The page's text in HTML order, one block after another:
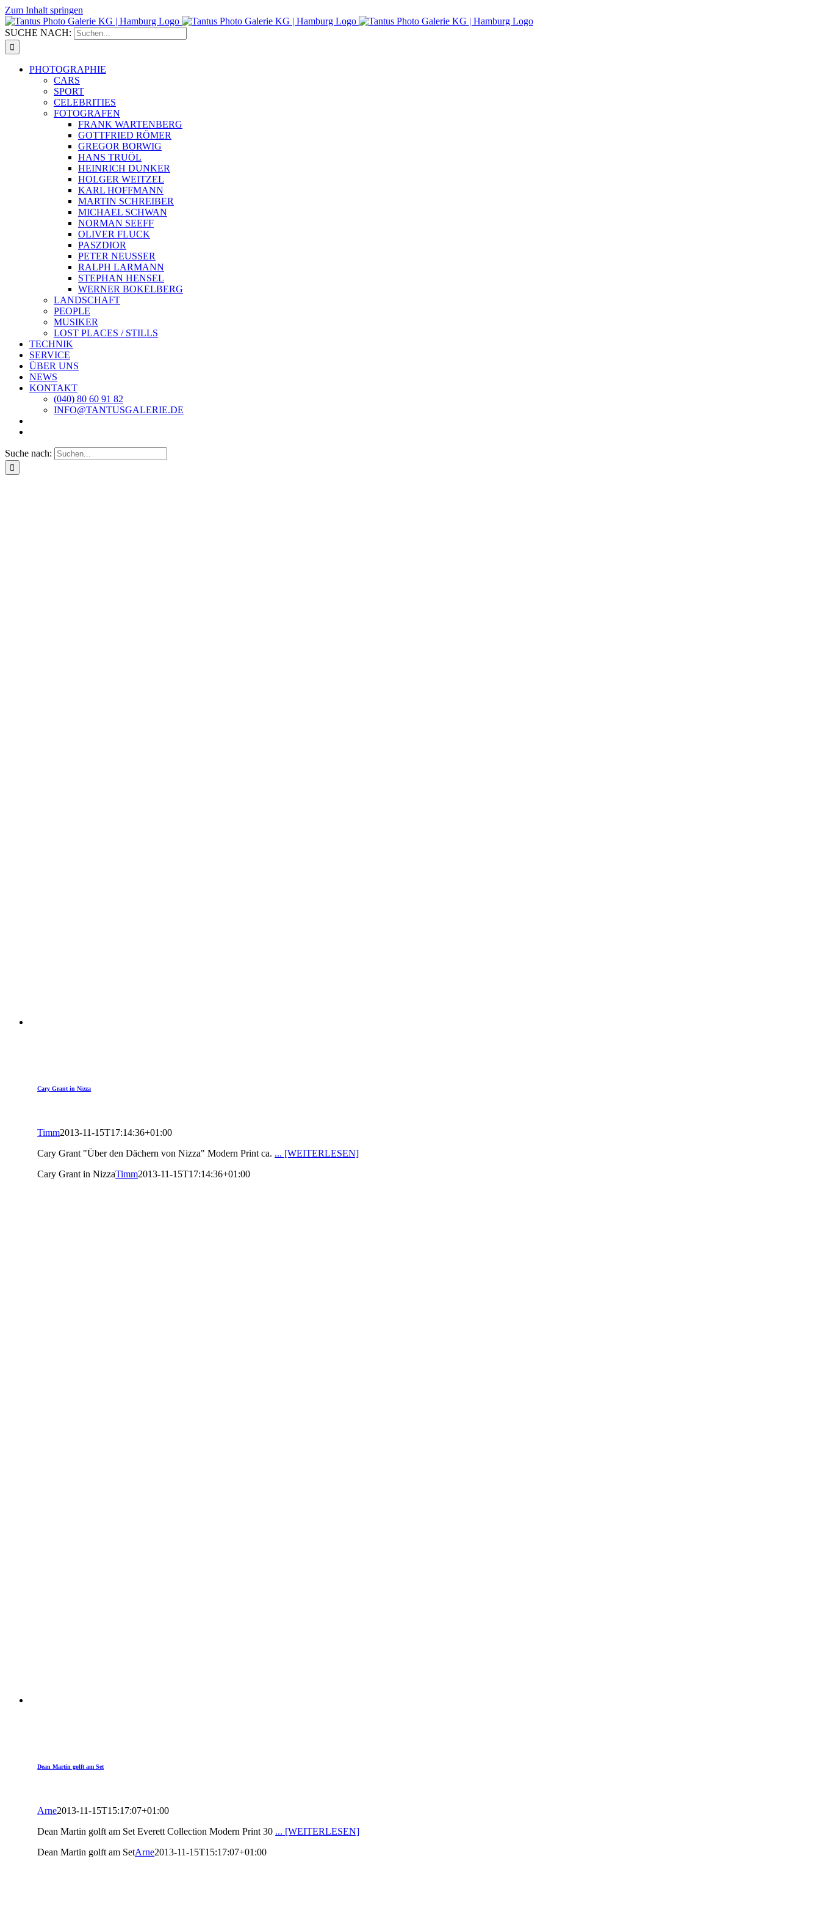
Zum Inhalt springen
SUCHE NACH:
PHOTOGRAPHIE
CARS
SPORT
CELEBRITIES
FOTOGRAFEN
FRANK WARTENBERG
GOTTFRIED RÖMER
GREGOR BORWIG
HANS TRUÖL
HEINRICH DUNKER
HOLGER WEITZEL
KARL HOFFMANN
MARTIN SCHREIBER
MICHAEL SCHWAN
NORMAN SEEFF
OLIVER FLUCK
PASZDIOR
PETER NEUSSER
RALPH LARMANN
STEPHAN HENSEL
WERNER BOKELBERG
LANDSCHAFT
PEOPLE
MUSIKER
LOST PLACES / STILLS
TECHNIK
SERVICE
ÜBER UNS
NEWS
KONTAKT
(040) 80 60 91 82
INFO@TANTUSGALERIE.DE
Suche nach:
Cary Grant in Nizza
Timm2013-11-15T17:14:36+01:00
Cary Grant "Über den Dächern von Nizza" Modern Print ca. ... [WEITERLESEN]
Cary Grant in NizzaTimm2013-11-15T17:14:36+01:00
Dean Martin golft am Set
Arne2013-11-15T15:17:07+01:00
Dean Martin golft am Set Everett Collection Modern Print 30 ... [WEITERLESEN]
Dean Martin golft am SetArne2013-11-15T15:17:07+01:00